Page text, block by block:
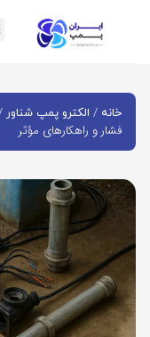
خانه / الکترو پمپ شناور/
فشار و راهکارهای مؤثر